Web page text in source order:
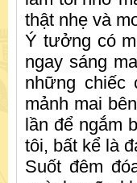
thật nhẹ và
Ý tưởng có
ngay sáng
những chiếc
mảnh mai
lần để ngắm
tôi, bất kể là
Suốt đêm